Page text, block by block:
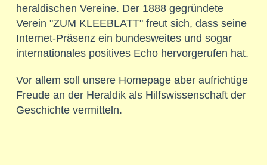
heraldischen Vereine. Der 1888 gegründete
Verein "ZUM KLEEBLATT" freut sich, dass seine
Internet-Präsenz ein bundesweites und sogar
internationales positives Echo hervorgerufen hat.
Vor allem soll unsere Homepage aber aufrichtige
Freude an der Heraldik als Hilfswissenschaft der
Geschichte vermitteln.